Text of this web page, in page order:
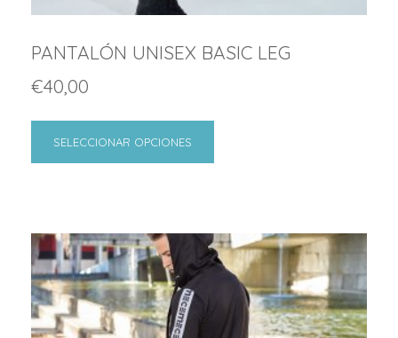
PANTALÓN UNISEX BASIC LEG
€40,00
SELECCIONAR OPCIONES